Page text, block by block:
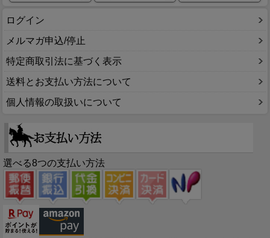
ログイン
メルマガ申込/停止
特定商取引法に基づく表示
送料とお支払い方法について
個人情報の取扱いについて
選べる8つの支払い方法